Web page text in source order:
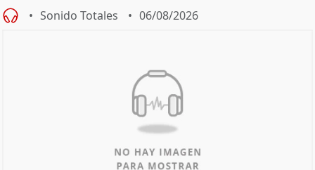
Sonido Totales 06/08/2026